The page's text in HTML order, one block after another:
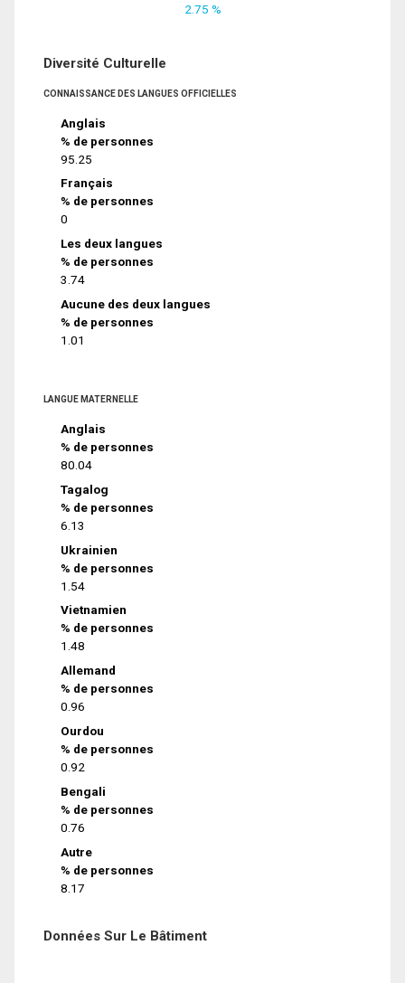
2.75 %
Diversité Culturelle
CONNAISSANCE DES LANGUES OFFICIELLES
Anglais
% de personnes
95.25
Français
% de personnes
0
Les deux langues
% de personnes
3.74
Aucune des deux langues
% de personnes
1.01
LANGUE MATERNELLE
Anglais
% de personnes
80.04
Tagalog
% de personnes
6.13
Ukrainien
% de personnes
1.54
Vietnamien
% de personnes
1.48
Allemand
% de personnes
0.96
Ourdou
% de personnes
0.92
Bengali
% de personnes
0.76
Autre
% de personnes
8.17
Données Sur Le Bâtiment